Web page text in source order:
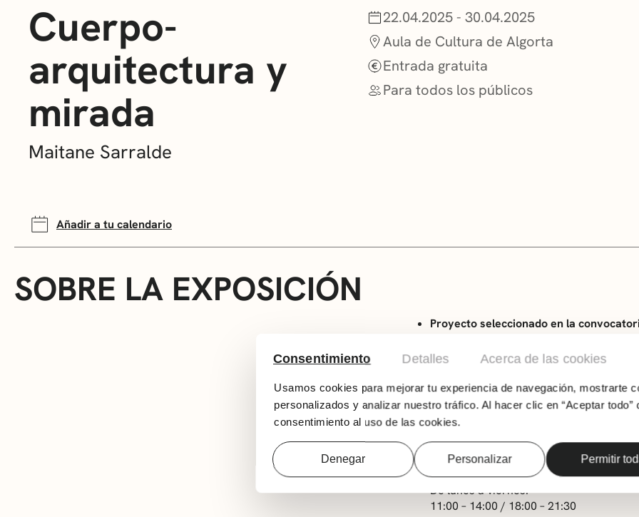
Consentimiento Detalles Acerca de las cookies
Usamos cookies para mejorar tu experiencia de navegación, mostrarte
personalizados y analizar nuestro tráfico. Al hacer clic en “Aceptar todo”
consentimiento al uso de las cookies.
Denegar Personalizar Permitir
ASOCIACIONES
Cuerpo-
arquitectura y
mirada
Maitane Sarralde
22.04.2025 - 30.04.2025
Aula de Cultura de Algorta
Entrada gratuita
Para todos los públicos
Añadir a tu calendario
SOBRE LA EXPOSICIÓN
Proyecto seleccionado en la
Del 22 al 30 de abril en Sala de
Gorputz Arkitektura eta Begirada es un
comunicación entre tres disciplinas que se
danza, la arquitectura y el video, con el
cuerpo, el espacio y el observador en el
HORARIO
De lunes a viernes:
11:00 – 14:00 / 18:00 – 21:30